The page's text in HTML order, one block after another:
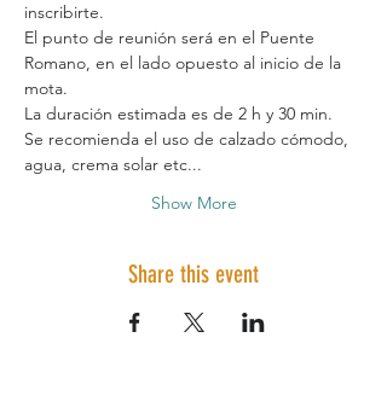
inscribirte.
El punto de reunión será en el Puente
Romano, en el lado opuesto al inicio de la
mota.
La duración estimada es de 2 h y 30 min.
Se recomienda el uso de calzado cómodo,
agua, crema solar etc...
Show More
Share this event